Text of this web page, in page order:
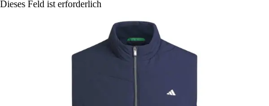
Dieses Feld ist erforderlich